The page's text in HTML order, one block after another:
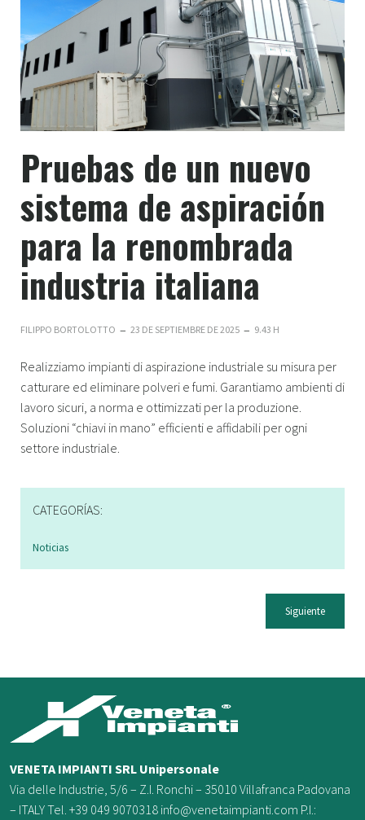
Pruebas de un nuevo
sistema de aspiración
para la renombrada
industria italiana
FILIPPO BORTOLOTTO – 23 DE SEPTIEMBRE DE 2025 – 9.43 H
Realizziamo impianti di aspirazione industriale su misura per
catturare ed eliminare polveri e fumi. Garantiamo ambienti di
lavoro sicuri, a norma e ottimizzati per la produzione.
Soluzioni “chiavi in mano” efficienti e affidabili per ogni
settore industriale.
CATEGORÍAS:
Noticias
Siguiente
VENETA IMPIANTI SRL Unipersonale
Via delle Industrie, 5/6 – Z.I. Ronchi – 35010 Villafranca Padovana
– ITALY Tel. +39 049 9070318 info@venetaimpianti.com P.I.: